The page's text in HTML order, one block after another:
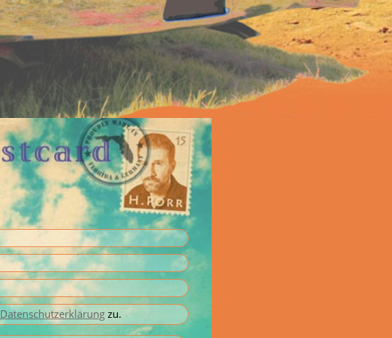
Datenschutzerklärungzu.